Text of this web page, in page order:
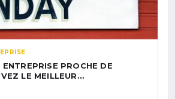
PROCHE DE
LE MEILLEUR…